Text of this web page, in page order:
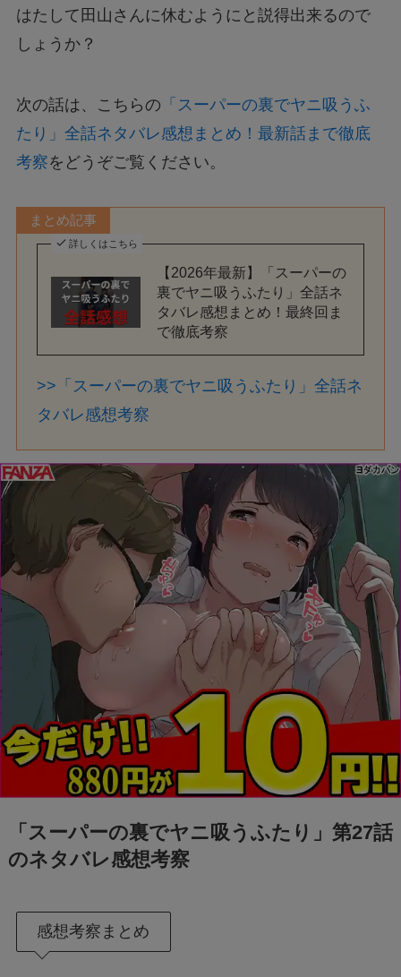
はたして田山さんに休むようにと説得出来るので
しょうか？
次の話は、こちらの 「スーパーの裏でヤニ吸うふ
たり」全話ネタバレ感想まとめ！最新話まで徹底
考察をどうぞご覧ください。
まとめ記事
詳しくはこちら
【2026年最新】「スーパーの
裏でヤニ吸うふたり」全話ネ
タバレ感想まとめ！最終回ま
で徹底考察
>>「スーパーの裏でヤニ吸うふたり」全話ネ
タバレ感想考察
「スーパーの裏でヤニ吸うふたり」第27話
のネタバレ感想考察
感想考察まとめ